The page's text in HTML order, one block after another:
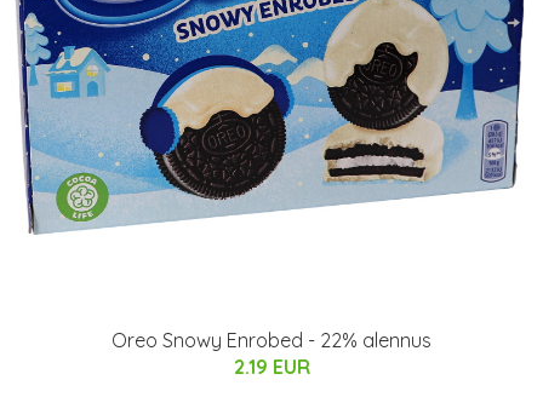
Oreo Snowy Enrobed - 22% alennus
2.19 EUR